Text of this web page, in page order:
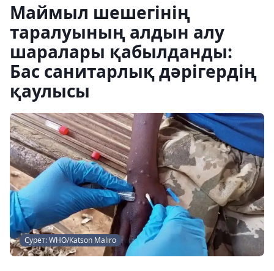
Маймыл шешегінің
таралуының алдын алу
шаралары қабылданды:
Бас санитарлық дәрігердің
қаулысы
Сурет: WHO/Katson Maliro